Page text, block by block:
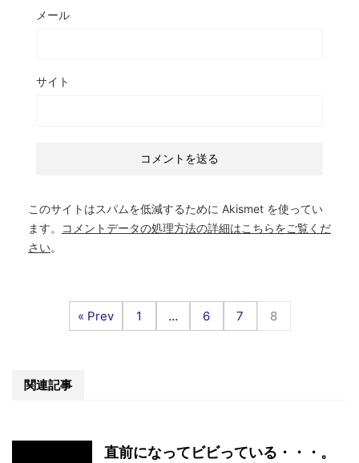
メール
サイト
このサイトはスパムを低減するために Akismet を使ってい
ます。
コメントデータの処理方法の詳細はこちらをご覧くだ
さい。
« Prev 1 … 6 7 8
関連記事
直前になってビビっている・・・。